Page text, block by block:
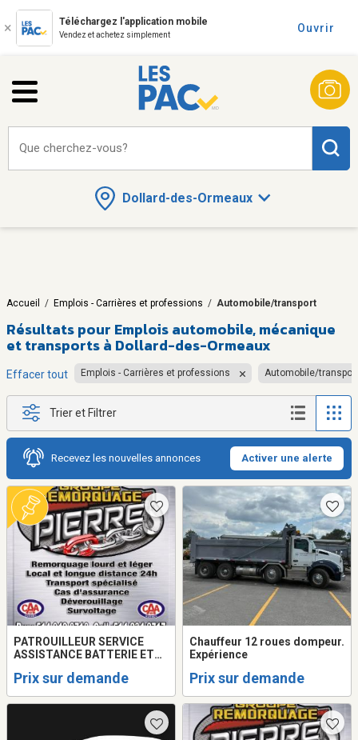
Téléchargez l'application mobile
Vendez et achetez simplement
Ouvrir
Dollard-des-Ormeaux
Que cherchez-vous?
Accueil / Emplois - Carrières et professions / Automobile/transport
Résultats pour Emplois automobile, mécanique
et transports à Dollard-des-Ormeaux
Effacer tout Emplois - Carrières et professions Automobile/transport
Trier et Filtrer
Recevez les nouvelles annonces Activer une alerte
PATROUILLEUR SERVICE
ASSISTANCE BATTERIE ET
REMORQUEUSE/TOWING
Prix sur demande
Chauffeur 12 roues dompeur.
Expérience
Prix sur demande